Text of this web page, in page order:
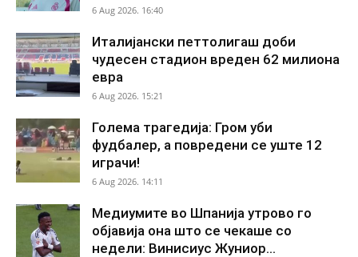
6 Aug 2026. 16:40
Италијански петтолигаш доби
чудесен стадион вреден 62 милиона
евра
6 Aug 2026. 15:21
Голема трагедија: Гром уби
фудбалер, а повредени се уште 12
играчи!
6 Aug 2026. 14:11
Медиумите во Шпанија утрово го
објавија она што се чекаше со
недели: Винисиус Жуниор...